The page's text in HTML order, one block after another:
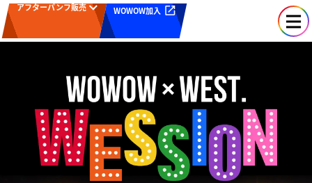
アフターパンフ販売 WOWOW加入